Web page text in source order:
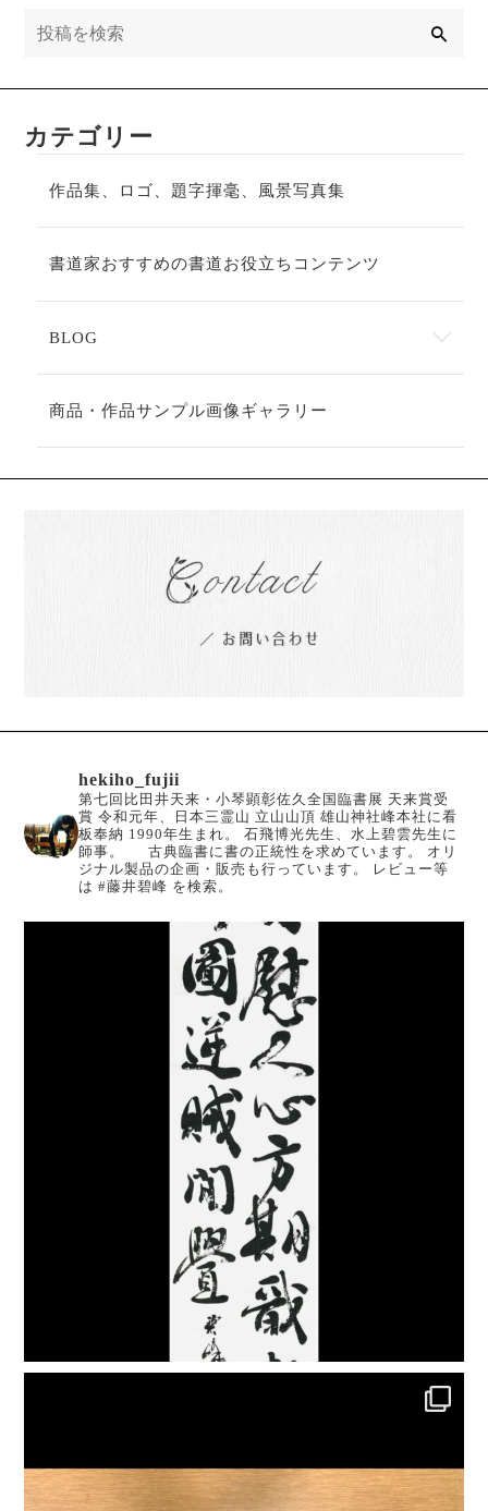
カテゴリー
作品集、ロゴ、題字揮毫、風景写真集
書道家おすすめの書道お役立ちコンテンツ
BLOG
商品・作品サンプル画像ギャラリー
hekiho_fujii
第七回比田井天来・小琴顕彰佐久全国臨書展 天来賞受
賞 令和元年、日本三霊山 立山山頂 雄山神社峰本社に看
板奉納 1990年生まれ。
石飛博光先生、水上碧雲先生に
師事。
古典臨書に書の正統性を求めています。
オリ
ジナル製品の企画・販売も行っています。
レビュー等
は #藤井碧峰 を検索。